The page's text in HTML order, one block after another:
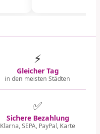
⚡
Gleicher Tag
in den meisten Städten
✅
Sichere Bezahlung
Klarna, SEPA, PayPal, Karte